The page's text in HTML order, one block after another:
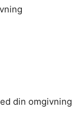
din omgivning